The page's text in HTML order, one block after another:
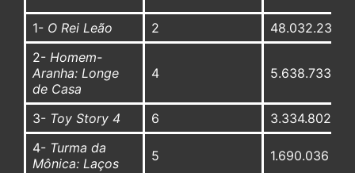
1- O Rei Leão 2
48.032.235
2- Homem-
Aranha: Longe
de Casa
4 5.638.733
3- Toy Story 4 6
3.334.802
4- Turma da
Mônica: Laços
5 1.690.036